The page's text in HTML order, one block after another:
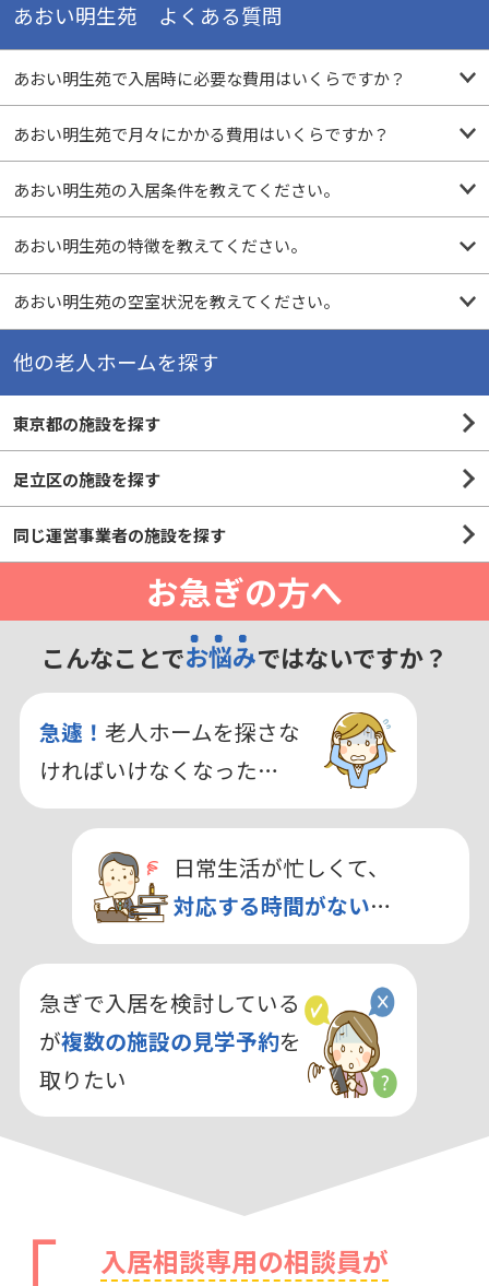
あおい明生苑 よくある質問
あおい明生苑で入居時に必要な費用はいくらですか？
あおい明生苑で月々にかかる費用はいくらですか？
あおい明生苑の入居条件を教えてください。
あおい明生苑の特徴を教えてください。
あおい明生苑の空室状況を教えてください。
他の老人ホームを探す
東京都の施設を探す
足立区の施設を探す
同じ運営事業者の施設を探す
お急ぎの方へ
こんなことでお悩みではないですか？
急遽！ 老人ホームを探さな
ければいけなくなった…
日常生活が忙しくて、
対応する時間がない…
急ぎで入居を検討している
が複数の施設の見学予約を
取りたい
入居相談専用の相談員が